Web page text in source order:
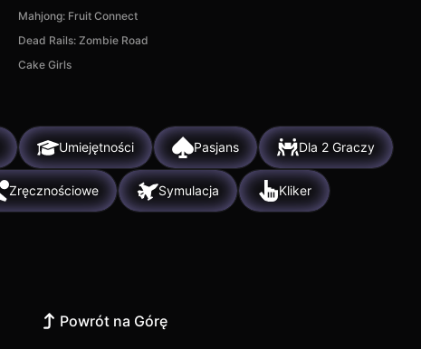
Mahjong: Fruit Connect
Dead Rails: Zombie Road
Cake Girls
Umiejętności Pasjans Dla 2 Graczy
Zręcznościowe Symulacja Kliker
Powrót na Górę